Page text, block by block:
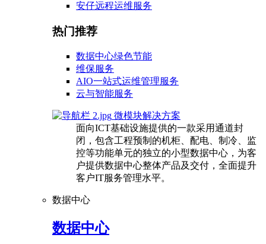
安仔远程运维服务
热门推荐
数据中心绿色节能
维保服务
AIO一站式运维管理服务
云与智能服务
微模块解决方案
面向ICT基础设施提供的一款采用通道封
闭，包含工程预制的机柜、配电、制冷、监
控等功能单元的独立的小型数据中心，为客
户提供数据中心整体产品及交付，全面提升
客户IT服务管理水平。
数据中心
数据中心